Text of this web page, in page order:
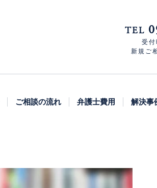
TEL
受
新規ご
ご相談の流れ 弁護士費用 解決事